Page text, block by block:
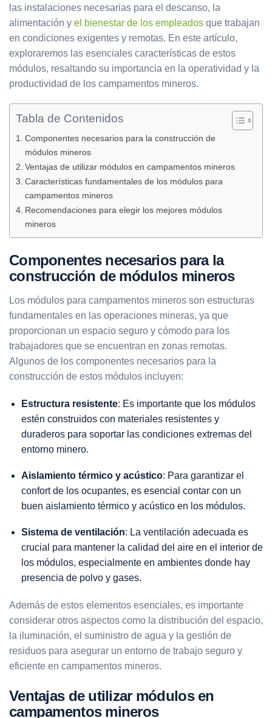
las instalaciones necesarias para el descanso, la
alimentación y el bienestar de los empleados que trabajan
en condiciones exigentes y remotas. En este artículo,
exploraremos las esenciales características de estos
módulos, resaltando su importancia en la operatividad y la
productividad de los campamentos mineros.
Tabla de Contenidos
Componentes necesarios para la construcción de
módulos mineros
Ventajas de utilizar módulos en campamentos mineros
Características fundamentales de los módulos para
campamentos mineros
Recomendaciones para elegir los mejores módulos
mineros
Componentes necesarios para la
construcción de módulos mineros
Los módulos para campamentos mineros son estructuras
fundamentales en las operaciones mineras, ya que
proporcionan un espacio seguro y cómodo para los
trabajadores que se encuentran en zonas remotas.
Algunos de los componentes necesarios para la
construcción de estos módulos incluyen:
Estructura resistente: Es importante que los módulos
estén construidos con materiales resistentes y
duraderos para soportar las condiciones extremas del
entorno minero.
Aislamiento térmico y acústico: Para garantizar el
confort de los ocupantes, es esencial contar con un
buen aislamiento térmico y acústico en los módulos.
Sistema de ventilación: La ventilación adecuada es
crucial para mantener la calidad del aire en el interior de
los módulos, especialmente en ambientes donde hay
presencia de polvo y gases.
Además de estos elementos esenciales, es importante
considerar otros aspectos como la distribución del espacio,
la iluminación, el suministro de agua y la gestión de
residuos para asegurar un entorno de trabajo seguro y
eficiente en campamentos mineros.
Ventajas de utilizar módulos en
campamentos mineros